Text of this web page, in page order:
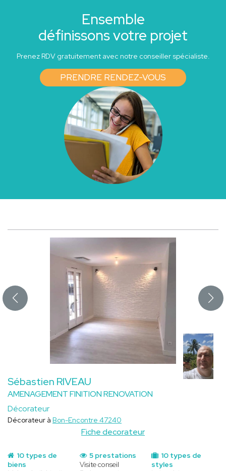
Ensemble
définissons votre projet
Prenez RDV gratuitement avec notre conseiller spécialiste.
PRENDRE RENDEZ-VOUS
Sébastien RIVEAU
AMENAGEMENT FINITION RENOVATION
Décorateur
Fiche decorateur
Décorateur à Bon-Encontre 47240
10 types de
biens
10 types de
styles
5 prestations
Visite conseil